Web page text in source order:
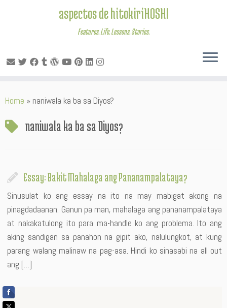
to
aspectos de hitokiriHOSHI
Features. Life. Lessons. Stories.
Home » naniwala ka ba sa Diyos?
naniwala ka ba sa Diyos?
Essay: Bakit Mahalaga ang Pananampalataya?
Sinusulat ko ang essay na ito na may mabigat akong na
pinagdadaanan. Ganun pa man, mahalaga ang pananampalataya
at nakakatulong ito para ma-handle ko ang problema. Ito ang
aking sandigan sa panahon na gipit ako, nalulungkot, at kung
parang walang malinaw na pag-asa. Hindi ko sinasabi na all out
ang […]